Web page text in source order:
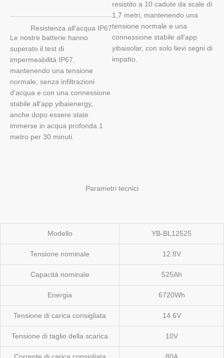
Resistenza all'acqua IP67
Le nostre batterie hanno
superato il test di
impermeabilità IP67,
mantenendo una tensione
normale, senza infiltrazioni
d'acqua e con una connessione
stabile all'app yibaienergy,
anche dopo essere state
immerse in acqua profonda 1
metro per 30 minuti.
resistito a 10 cadute da scale di
1,7 metri, mantenendo una
tensione normale e una
connessione stabile all'app
yibaisolar, con solo lievi segni di
impatto.
Parametri tecnici
Modello YB-BL12525
Tensione nominale 12.8V
Capacità nominale 525Ah
Energia 6720Wh
Tensione di carica consigliata 14.6V
Tensione di taglio della scarica 10V